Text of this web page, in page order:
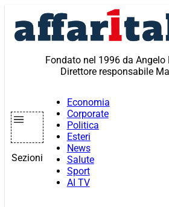
contenuto
Fondato nel 1996 da Angelo
Direttore responsabile
Sezioni
Economia
Corporate
Politica
Esteri
News
Salute
Sport
AI TV